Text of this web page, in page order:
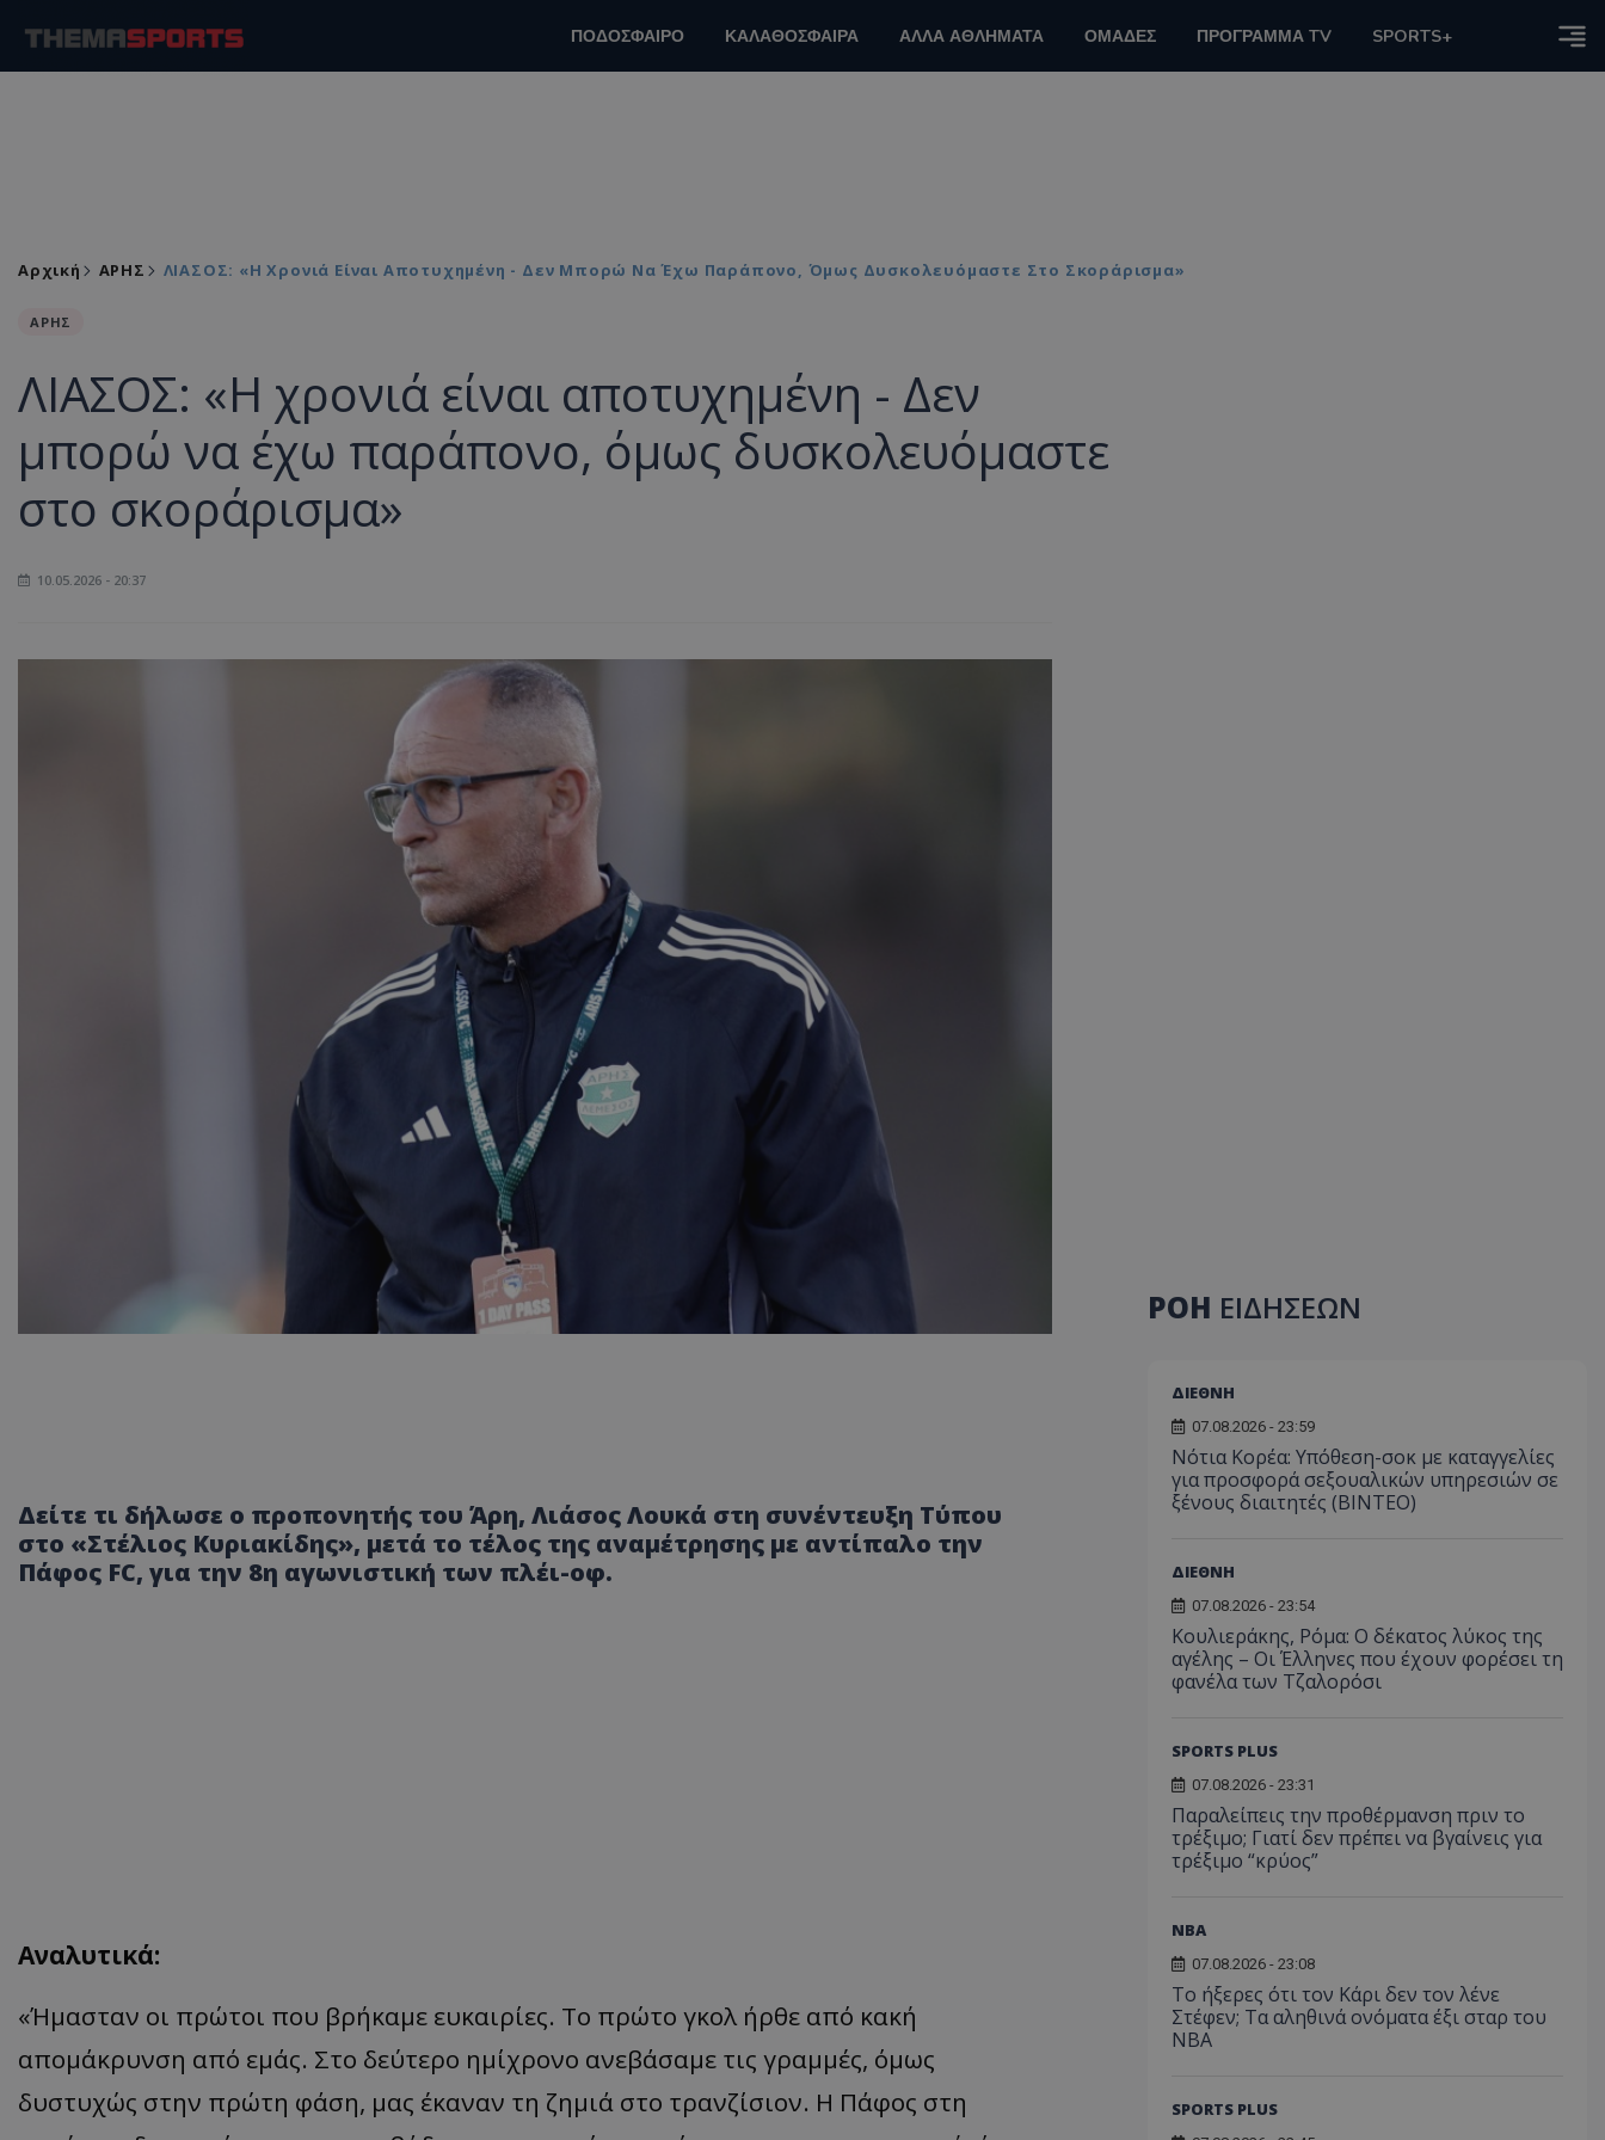
ΠΟΔΟΣΦΑΙΡΟ ΚΑΛΑΘΟΣΦΑΙΡΑ ΑΛΛΑ ΑΘΛΗΜΑΤΑ ΟΜΑΔΕΣ ΠΡΟΓΡΑΜΜΑ TV SPORTS+
Αρχική ΑΡΗΣ ΛΙΑΣΟΣ: «Η Χρονιά Είναι Αποτυχημένη - Δεν Μπορώ Να Έχω Παράπονο, Όμως Δυσκολευόμαστε Στο Σκοράρισμα»
ΑΡΗΣ
ΛΙΑΣΟΣ: «Η χρονιά είναι αποτυχημένη - Δεν
μπορώ να έχω παράπονο, όμως δυσκολευόμαστε
στο σκοράρισμα»
10.05.2026 - 20:37
Δείτε τι δήλωσε ο προπονητής του Άρη, Λιάσος Λουκά στη συνέντευξη Τύπου
στο «Στέλιος Κυριακίδης», μετά το τέλος της αναμέτρησης με αντίπαλο την
Πάφος FC, για την 8η αγωνιστική των πλέι-οφ.
Αναλυτικά:
«Ήμασταν οι πρώτοι που βρήκαμε ευκαιρίες. Το πρώτο γκολ ήρθε από κακή
απομάκρυνση από εμάς. Στο δεύτερο ημίχρονο ανεβάσαμε τις γραμμές, όμως
δυστυχώς στην πρώτη φάση, μας έκαναν τη ζημιά στο τρανζίσιον. Η Πάφος στη
ΡΟΗ ΕΙΔΗΣΕΩΝ
ΔΙΕΘΝΗ
07.08.2026 - 23:59
Νότια Κορέα: Υπόθεση-σοκ με καταγγελίες
για προσφορά σεξουαλικών υπηρεσιών σε
ξένους διαιτητές (BINTEO)
ΔΙΕΘΝΗ
07.08.2026 - 23:54
Κουλιεράκης, Ρόμα: Ο δέκατος λύκος της
αγέλης – Οι Έλληνες που έχουν φορέσει τη
φανέλα των Τζαλορόσι
SPORTS PLUS
07.08.2026 - 23:31
Παραλείπεις την προθέρμανση πριν το
τρέξιμο; Γιατί δεν πρέπει να βγαίνεις για
τρέξιμο “κρύος”
NBA
07.08.2026 - 23:08
Το ήξερες ότι τον Κάρι δεν τον λένε
Στέφεν; Τα αληθινά ονόματα έξι σταρ του
NBA
SPORTS PLUS